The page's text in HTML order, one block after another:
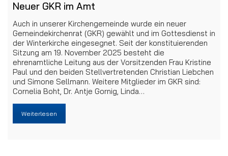
Neuer GKR im Amt
Auch in unserer Kirchengemeinde wurde ein neuer
Gemeindekirchenrat (GKR) gewählt und im Gottesdienst in
der Winterkirche eingesegnet. Seit der konstituierenden
Sitzung am 19. November 2025 besteht die
ehrenamtliche Leitung aus der Vorsitzenden Frau Kristine
Paul und den beiden Stellvertretenden Christian Liebchen
und Simone Sellmann. Weitere Mitglieder im GKR sind:
Cornelia Boht, Dr. Antje Gornig, Linda…
Weiterlesen